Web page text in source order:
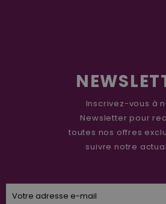
Inscrivez-vous à
Newsletter pour
toutes nos offres
suivre notre